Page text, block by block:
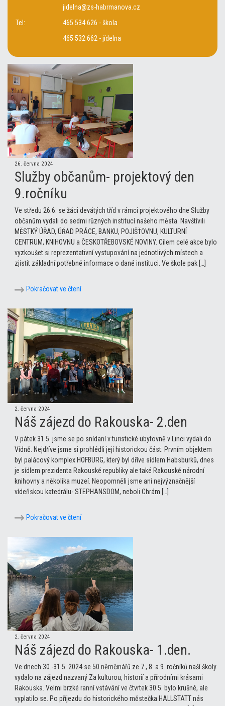
jidelna@zs-habrmanova.cz
Tel:
465 534 626 - škola
465 532 662 - jídelna
26. června 2024
Služby občanům- projektový den
9.ročníku
Ve středu 26.6. se žáci devátých tříd v rámci projektového dne Služby
občanům vydali do sedmi různých institucí našeho města. Navštívili
MĚSTKÝ ÚŘAD, ÚŘAD PRÁCE, BANKU, POJIŠŤOVNU, KULTURNÍ
CENTRUM, KNIHOVNU a ČESKOTŘEBOVSKÉ NOVINY. Cílem celé akce bylo
vyzkoušet si reprezentativní vystupování na jednotlivých místech a
zjistit základní potřebné informace o dané instituci. Ve škole pak […]
Pokračovat ve čtení
2. června 2024
Náš zájezd do Rakouska- 2.den
V pátek 31.5. jsme se po snídaní v turistické ubytovně v Linci vydali do
Vídně. Nejdříve jsme si prohlédli její historickou část. Prvním objektem
byl palácový komplex HOFBURG, který byl dříve sídlem Habsburků, dnes
je sídlem prezidenta Rakouské republiky ale také Rakouské národní
knihovny a několika muzeí. Neopomněli jsme ani nejvýznačnější
vídeňskou katedrálu- STEPHANSDOM, neboli Chrám […]
Pokračovat ve čtení
2. června 2024
Náš zájezd do Rakouska- 1.den.
Ve dnech 30.-31.5. 2024 se 50 němčinářů ze 7., 8. a 9. ročníků naší školy
vydalo na zájezd nazvaný Za kulturou, historií a přírodními krásami
Rakouska. Velmi brzké ranní vstávání ve čtvrtek 30.5. bylo krušné, ale
vyplatilo se. Po příjezdu do historického městečka HALLSTATT nás